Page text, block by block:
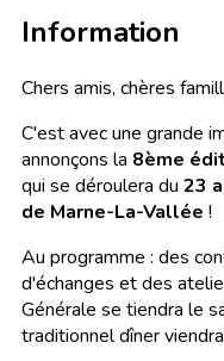
Information
Chers amis, chères
C'est avec une grande
annonçons la 8ème
qui se déroulera du 23
de Marne-La-Vallée !
Au programme : des
d'échanges et des
Générale se tiendra le
traditionnel dîner